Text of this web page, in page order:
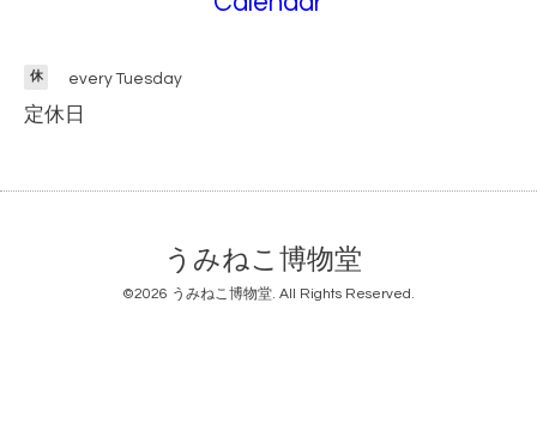
休 every Tuesday
定休日
うみねこ博物堂
©2026 うみねこ博物堂. All Rights Reserved.